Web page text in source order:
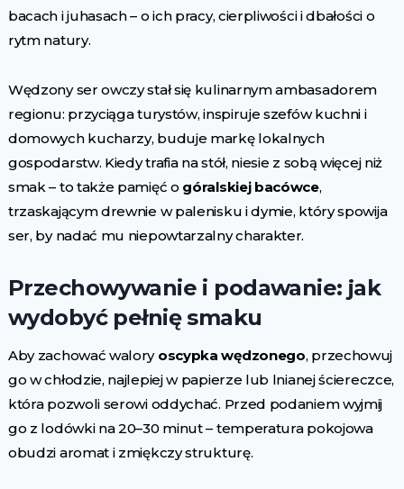
bacach i juhasach – o ich pracy, cierpliwości i dbałości o
rytm natury.
Wędzony ser owczy stał się kulinarnym ambasadorem
regionu: przyciąga turystów, inspiruje szefów kuchni i
domowych kucharzy, buduje markę lokalnych
gospodarstw. Kiedy trafia na stół, niesie z sobą więcej niż
smak – to także pamięć o góralskiej bacówce,
trzaskającym drewnie w palenisku i dymie, który spowija
ser, by nadać mu niepowtarzalny charakter.
Przechowywanie i podawanie: jak
wydobyć pełnię smaku
Aby zachować walory oscypka wędzonego, przechowuj
go w chłodzie, najlepiej w papierze lub lnianej ściereczce,
która pozwoli serowi oddychać. Przed podaniem wyjmij
go z lodówki na 20–30 minut – temperatura pokojowa
obudzi aromat i zmiękczy strukturę.